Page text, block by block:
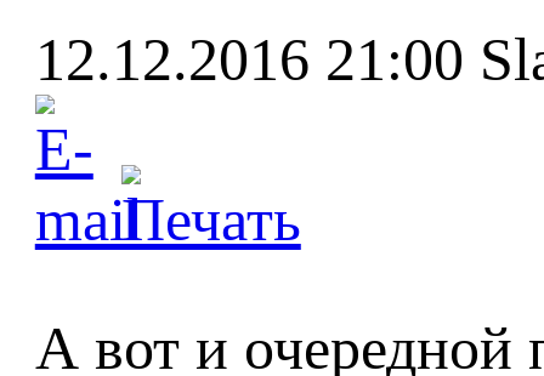
12.12.2016 21:00
А вот и очередной